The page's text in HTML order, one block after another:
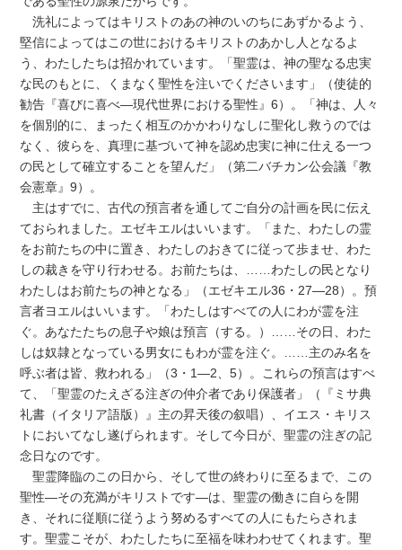
洗礼によってはキリストのあの神のいのちにあずかるよう、
堅信によってはこの世におけるキリストのあかし人となるよ
う、わたしたちは招かれています。「聖霊は、神の聖なる忠実
な民のもとに、くまなく聖性を注いでくださいます」（使徒的
勧告『喜びに喜べ―現代世界における聖性』6）。「神は、人々
を個別的に、まったく相互のかかわりなしに聖化し救うのでは
なく、彼らを、真理に基づいて神を認め忠実に神に仕える一つ
の民として確立することを望んだ」（第二バチカン公会議『教
会憲章』9）。
主はすでに、古代の預言者を通してご自分の計画を民に伝え
ておられました。エゼキエルはいいます。「また、わたしの霊
をお前たちの中に置き、わたしのおきてに従って歩ませ、わた
しの裁きを守り行わせる。お前たちは、……わたしの民となり
わたしはお前たちの神となる」（エゼキエル36・27―28）。預
言者ヨエルはいいます。「わたしはすべての人にわが霊を注
ぐ。あなたたちの息子や娘は預言（する。）……その日、わた
しは奴隷となっている男女にもわが霊を注ぐ。……主のみ名を
呼ぶ者は皆、救われる」（3・1―2、5）。これらの預言はすべ
て、「聖霊のたえざる注ぎの仲介者であり保護者」（『ミサ典
礼書（イタリア語版）』主の昇天後の叙唱）、イエス・キリス
トにおいてなし遂げられます。そして今日が、聖霊の注ぎの記
念日なのです。
聖霊降臨のこの日から、そして世の終わりに至るまで、この
聖性―その充満がキリストです―は、聖霊の働きに自らを開
き、それに従順に従うよう努めるすべての人にもたらされま
す。聖霊こそが、わたしたちに至福を味わわせてくれます。聖